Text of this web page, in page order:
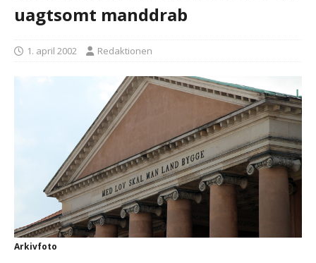
uagtsomt manddrab
1. april 2002 Redaktionen
Arkivfoto